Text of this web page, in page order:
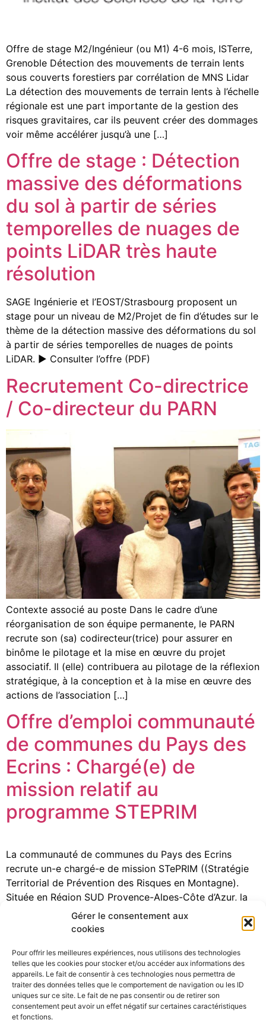
Gérer le consentement aux
cookies
Pour offrir les meilleures expériences, nous utilisons des technologies
telles que les cookies pour stocker et/ou accéder aux informations des
appareils. Le fait de consentir à ces technologies nous permettra de
traiter des données telles que le comportement de navigation ou les ID
uniques sur ce site. Le fait de ne pas consentir ou de retirer son
consentement peut avoir un effet négatif sur certaines caractéristiques
et fonctions.
Offre de stage M2/Ingénieur (ou M1) 4-6 mois, ISTerre,
Grenoble Détection des mouvements de terrain lents
sous couverts forestiers par corrélation de MNS Lidar
La détection des mouvements de terrain lents à l’échelle
régionale est une part importante de la gestion des
risques gravitaires, car ils peuvent créer des dommages
voir même accélérer jusqu’à une […]
Offre de stage : Détection
massive des déformations
du sol à partir de séries
temporelles de nuages de
points LiDAR très haute
résolution
SAGE Ingénierie et l’EOST/Strasbourg proposent un
stage pour un niveau de M2/Projet de fin d’études sur le
thème de la détection massive des déformations du sol
à partir de séries temporelles de nuages de points
LiDAR. ► Consulter l’offre (PDF)
Recrutement Co-directrice
/ Co-directeur du PARN
Contexte associé au poste Dans le cadre d’une
réorganisation de son équipe permanente, le PARN
recrute son (sa) codirecteur(trice) pour assurer en
binôme le pilotage et la mise en œuvre du projet
associatif. Il (elle) contribuera au pilotage de la réflexion
stratégique, à la conception et à la mise en œuvre des
actions de l’association […]
Offre d’emploi communauté
de communes du Pays des
Ecrins : Chargé(e) de
mission relatif au
programme STEPRIM
La communauté de communes du Pays des Ecrins
recrute un-e chargé-e de mission STePRIM ((Stratégie
Territorial de Prévention des Risques en Montagne).
Située en Région SUD Provence-Alpes-Côte d’Azur, la
Communauté de Communes du Pays des Ecrins (CCPE)
regroupe 8 communes soit environ 6 700 habitants.
et au sein […]
©Pôle Alpin d’études et de recherche pour la prévention des